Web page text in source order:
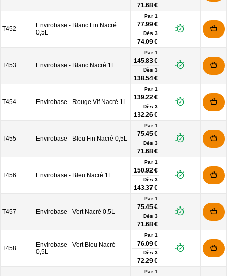
71.68 €
T452
Envirobase - Blanc Fin Nacré
0,5L
Par 1
77.99 €
Dès 3
74.09 €
T453 Envirobase - Blanc Nacré 1L
Par 1
145.83 €
Dès 3
138.54 €
T454 Envirobase - Rouge Vif Nacré 1L
Par 1
139.22 €
Dès 3
132.26 €
T455 Envirobase - Bleu Fin Nacré 0,5L
Par 1
75.45 €
Dès 3
71.68 €
T456 Envirobase - Bleu Nacré 1L
Par 1
150.92 €
Dès 3
143.37 €
T457 Envirobase - Vert Nacré 0,5L
Par 1
75.45 €
Dès 3
71.68 €
T458
Envirobase - Vert Bleu Nacré
0,5L
Par 1
76.09 €
Dès 3
72.29 €
Par 1